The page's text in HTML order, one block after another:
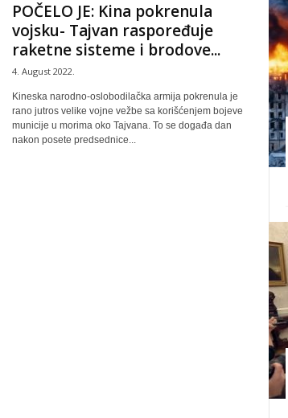
POČELO JE: Kina pokrenula
vojsku- Tajvan raspoređuje
raketne sisteme i brodove...
4. August 2022.
Kineska narodno-oslobodilačka armija pokrenula je
rano jutros velike vojne vežbe sa korišćenjem bojeve
municije u morima oko Tajvana. To se događa dan
nakon posete predsednice...